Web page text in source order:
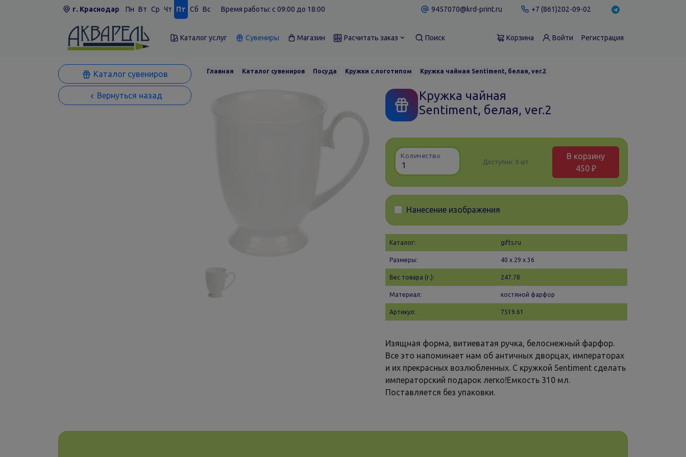
г. Краснодар Пн Вт Ср Чт Пт Сб Вс Время работы: c 09:00 до 18:00 9457070@krd-print.ru +7 (861)202-09-02
Каталог услуг Сувениры Магазин Расчитать заказ Поиск Корзина Войти Регистрация
Каталог сувениров
Вернуться назад
Главная Каталог сувениров Посуда Кружки с логотипом Кружка чайная Sentiment, белая, ver.2
Кружка чайная
Sentiment, белая, ver.2
Количество
Доступно: 0 шт.
В корзину
450 ₽
Нанесение изображения
Каталог: gifts.ru
Размеры: 40 х 29 x 36
Вес товара (г.): 247.78
Материал: костяной фарфор
Артикул: 7519.61
Изящная форма, витиеватая ручка, белоснежный фарфор.
Все это напоминает нам об античных дворцах, императорах
и их прекрасных возлюбленных. С кружкой Sentiment cделать
императорский подарок легко!Емкость 310 мл.
Поставляется без упаковки.